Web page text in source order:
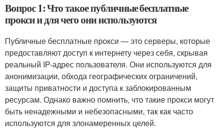
Вопрос 1: Что такое публичные бесплатные
прокси и для чего они используются
Публичные бесплатные прокси — это серверы, которые
предоставляют доступ к интернету через себя, скрывая
реальный IP-адрес пользователя. Они используются для
анонимизации, обхода географических ограничений,
защиты приватности и доступа к заблокированным
ресурсам. Однако важно помнить, что такие прокси могут
быть ненадежными и небезопасными, так как часто
используются для злонамеренных целей.